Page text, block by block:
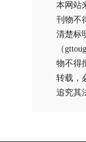
本网站
刊物不
清楚标
（
物不得
转载，
追究其